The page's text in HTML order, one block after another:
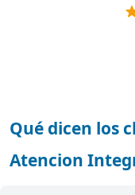
Qué dicen los
Atencion